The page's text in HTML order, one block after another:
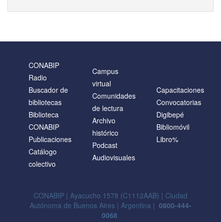
CONABIP
Radio
Buscador de
bibliotecas
Biblioteca
CONABIP
Publicaciones
Catálogo
colectivo
Campus
virtual
Comunidades
de lectura
Archivo
histórico
Podcast
Audiovisuales
Capacitaciones
Convocatorias
Digibepé
Bibliomóvil
Libro%
CONABIP | Ayacucho 1578 (C1112AAB) | Ciudad
Autónoma de Buenos Aires | Argentina | 0800-444-
0068